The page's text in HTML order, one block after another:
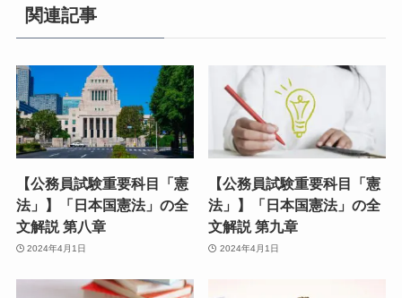
関連記事
【公務員試験重要科目「憲
法」】「日本国憲法」の全
文解説 第八章
2024年4月1日
【公務員試験重要科目「憲
法」】「日本国憲法」の全
文解説 第九章
2024年4月1日